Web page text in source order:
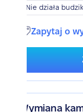
Nie działa budzik
Zapytaj o
Wymiana